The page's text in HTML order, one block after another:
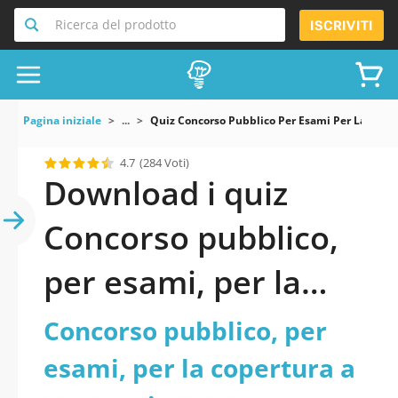
Ricerca del prodotto ISCRIVITI
Pagina iniziale ... Quiz Concorso Pubblico Per Esami Per La
4.7 (284 Voti)
Download i quiz
Concorso pubblico,
per esami, per la
copertura a tempo
pieno e
Concorso pubblico, per
esami, per la copertura a